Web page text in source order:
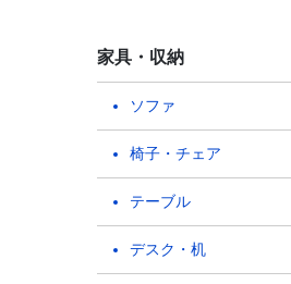
家具・収納
ソファ
椅子・チェア
テーブル
デスク・机